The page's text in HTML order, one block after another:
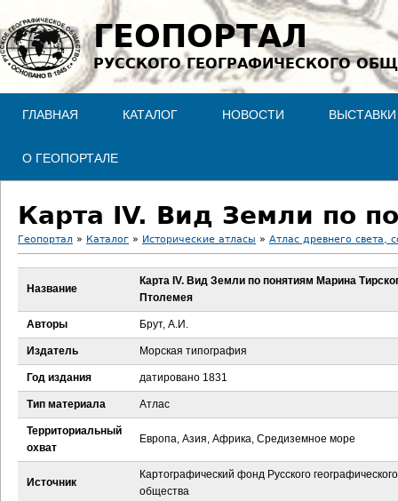
Jump to navigation
ГЕОПОРТАЛ
РУССКОГО ГЕОГРАФИЧЕСКОГО
ГЛАВНАЯ КАТАЛОГ НОВОСТИ ВЫСТАВКИ
О ГЕОПОРТАЛЕ
В
з
д
е
ь
Геопортал » Каталог » Исторические атласы » Атлас древнего света,
Название
Карта IV. Вид Земли по понятиям Марина
Птолемея
Авторы Брут, А.И.
Издатель Морская типография
Год издания датировано 1831
Тип материала Атлас
Территориальный
охват
Европа, Азия, Африка, Средиземное море
Источник
Картографический фонд Русского географического
общества